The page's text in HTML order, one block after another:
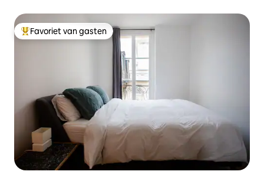
Topfavoriet van gasten
Favoriet van gasten